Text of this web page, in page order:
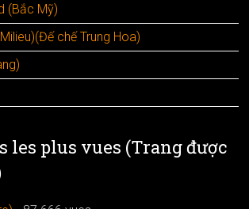
(Bắc Mỹ)
chế Trung Hoa)
les plus vues (Trang được